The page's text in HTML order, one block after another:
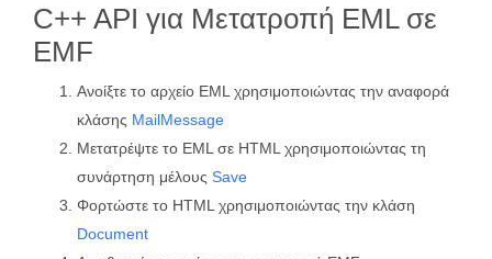
C++ API για Μετατροπή EML σε
EMF
Ανοίξτε το αρχείο EML χρησιμοποιώντας την αναφορά
κλάσης MailMessage
Μετατρέψτε το EML σε HTML χρησιμοποιώντας τη
συνάρτηση μέλους Save
Φορτώστε το HTML χρησιμοποιώντας την κλάση
Document